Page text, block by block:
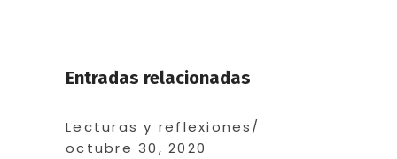
Entradas relacionadas
Lecturas y reflexiones
octubre 30, 2020